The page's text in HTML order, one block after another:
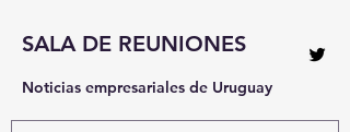
SALA DE REUNIONES
Noticias empresariales de Uruguay